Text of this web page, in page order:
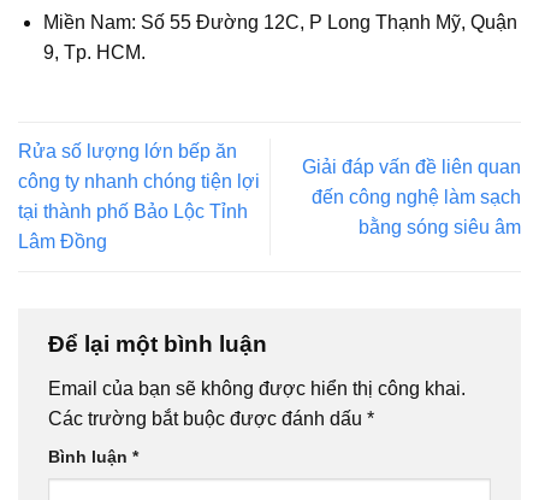
Miền Nam: Số 55 Đường 12C, P Long Thạnh Mỹ, Quận
9, Tp. HCM.
Rửa số lượng lớn bếp ăn
công ty nhanh chóng tiện lợi
tại thành phố Bảo Lộc Tỉnh
Lâm Đồng
Giải đáp vấn đề liên quan
đến công nghệ làm sạch
bằng sóng siêu âm
Để lại một bình luận
Email của bạn sẽ không được hiển thị công khai.
Các trường bắt buộc được đánh dấu *
Bình luận *